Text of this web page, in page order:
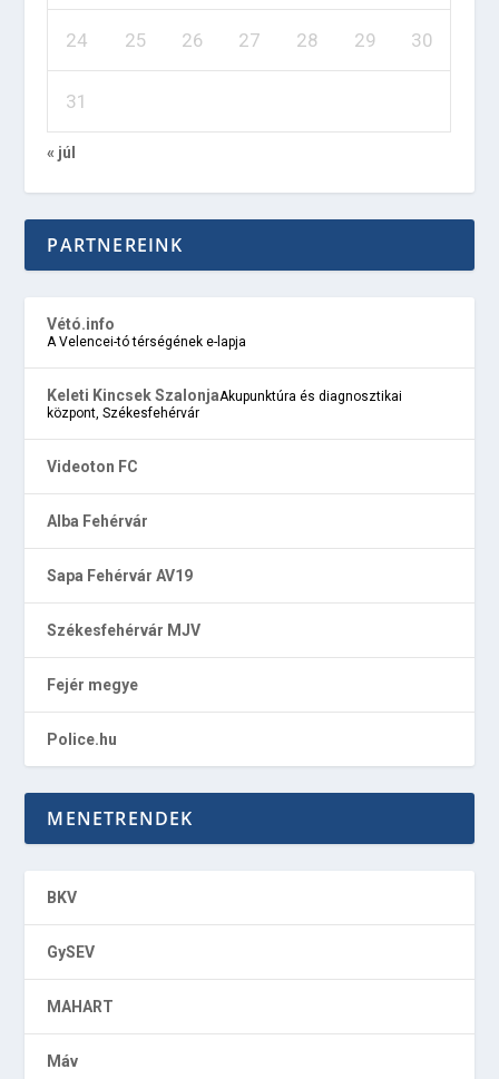
24 25 26 27 28 29 30
31
« júl
PARTNEREINK
Vétó.info
A Velencei-tó térségének e-lapja
Keleti Kincsek SzalonjaAkupunktúra és diagnosztikai
központ, Székesfehérvár
Videoton FC
Alba Fehérvár
Sapa Fehérvár AV19
Székesfehérvár MJV
Fejér megye
Police.hu
MENETRENDEK
BKV
GySEV
MAHART
Máv